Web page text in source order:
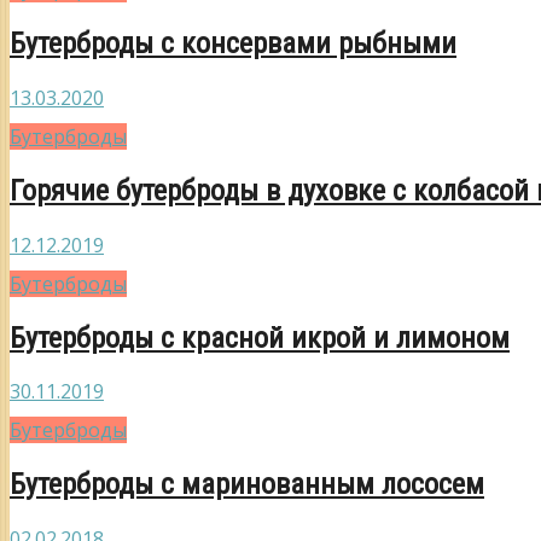
Бутерброды с консервами рыбными
13.03.2020
Бутерброды
Горячие бутерброды в духовке с
12.12.2019
Бутерброды
Бутерброды с красной икрой и лимоном
30.11.2019
Бутерброды
Бутерброды с маринованным лососем